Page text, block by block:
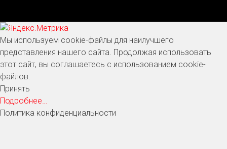
Мы используем cookie-файлы для наилучшего
представления нашего сайта. Продолжая использовать
этот сайт, вы соглашаетесь с использованием cookie-
файлов.
Принять
Подробнее…
Политика конфиденциальности